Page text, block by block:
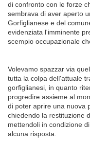
di confronto con le forze
sembrava di aver aperto
Gorfiglianese e del
evidenziata l'imminente
scempio occupazionale
Volevamo spazzar via
tutta la colpa dell'attuale
gorfiglianesi, in quanto
progredire assieme al
di poter aprire una nuova
chiedendo la restituzione
mettendoli in condizione
alcuna risposta.